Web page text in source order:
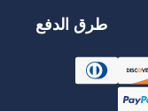
طرق الدفع